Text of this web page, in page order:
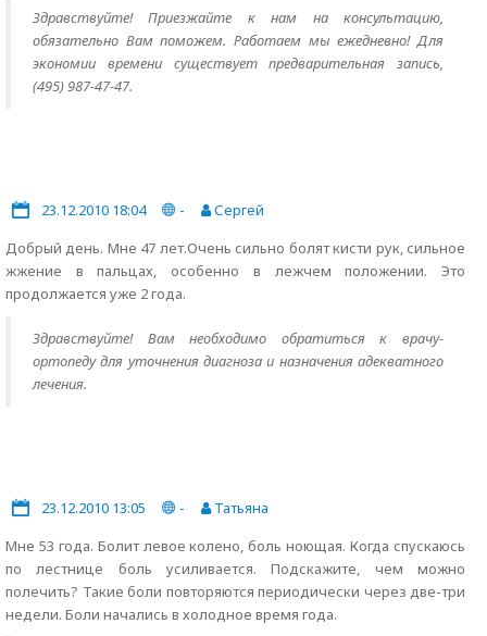
Здравствуйте! Приезжайте к нам на консультацию,
обязательно Вам поможем. Работаем мы ежедневно! Для
экономии времени существует предварительная запись,
(495) 987-47-47.
23.12.2010 18:04 -
Сергей
Добрый день. Мне 47 лет.Очень сильно болят кисти рук, сильное
жжение в пальцах, особенно в лежчем положении. Это
продолжается уже 2 года.
Здравствуйте! Вам необходимо обратиться к врачу-
ортопеду для уточнения диагноза и назначения адекватного
лечения.
23.12.2010 13:05 -
Татьяна
Мне 53 года. Болит левое колено, боль ноющая. Когда спускаюсь
по лестнице боль усиливается. Подскажите, чем можно
полечить? Такие боли повторяются периодически через две-три
недели. Боли начались в холодное время года.